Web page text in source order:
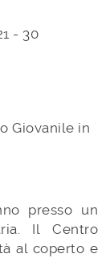
- 30
Giovanile in
presso un
Il Centro
al coperto e